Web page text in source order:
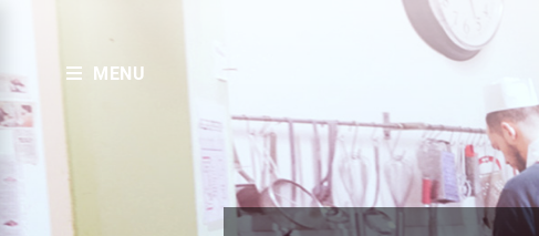
MENU